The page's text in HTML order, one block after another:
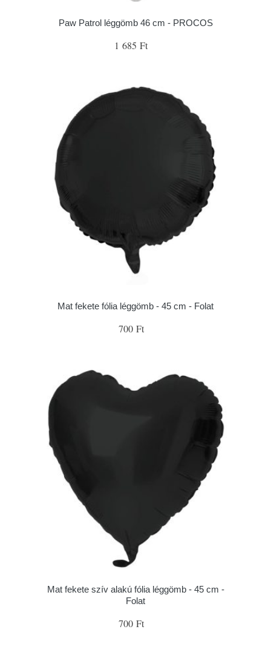
Paw Patrol léggömb 46 cm - PROCOS
1 685 Ft
Mat fekete fólia léggömb - 45 cm - Folat
700 Ft
Mat fekete szív alakú fólia léggömb - 45 cm -
Folat
700 Ft